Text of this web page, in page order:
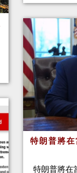
特朗普將
特朗普將在